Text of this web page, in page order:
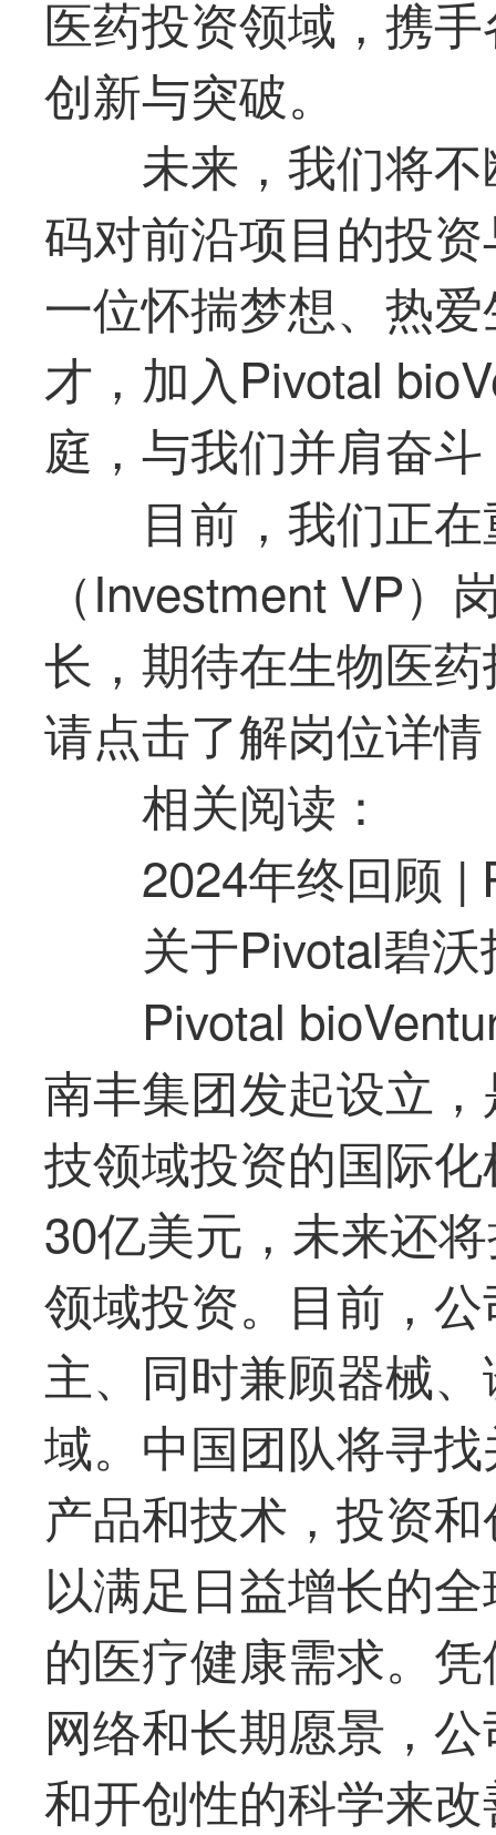
医药投资领域，携
创新与突破。
未来，我们将
码对前沿项目的投
一位怀揣梦想、热
才，加入Pivotal
庭，与我们并肩奋
目前，我们正
（Investment VP
长，期待在生物医
请点击了解岗位详
相关阅读：
2024年终回顾 |
关于Pivotal碧
Pivotal
南丰集团发起设立
技领域投资的国际
30亿美元，未来还
领域投资。目前，
主、同时兼顾器械
域。中国团队将寻
产品和技术，投资
以满足日益增长的
的医疗健康需求。
网络和长期愿景，
和开创性的科学来